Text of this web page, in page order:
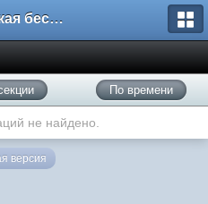
Батумская беседка
По времени
не найдено.
версия